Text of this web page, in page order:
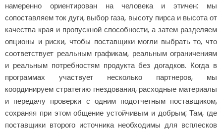
намеренно ориентирован на человека и этичен: мы
сопоставляем ток дуги, выбор газа, высоту пирса и высота от
качества края и пропускной способности, а затем разделяем
опционы и риски, чтобы поставщики могли выбрать то, что
соответствует реальным графикам, реальным ограничениям
и реальным потребностям продукта без догадков. Когда в
программах участвует несколько партнеров, мы
координируем стратегию гнездования, расходные материалы
и передачу проверки с одним подотчетным поставщиком,
сохраняя при этом общение устойчивым и добрым; Там, где
поставщики второго источника необходимы для всплесков